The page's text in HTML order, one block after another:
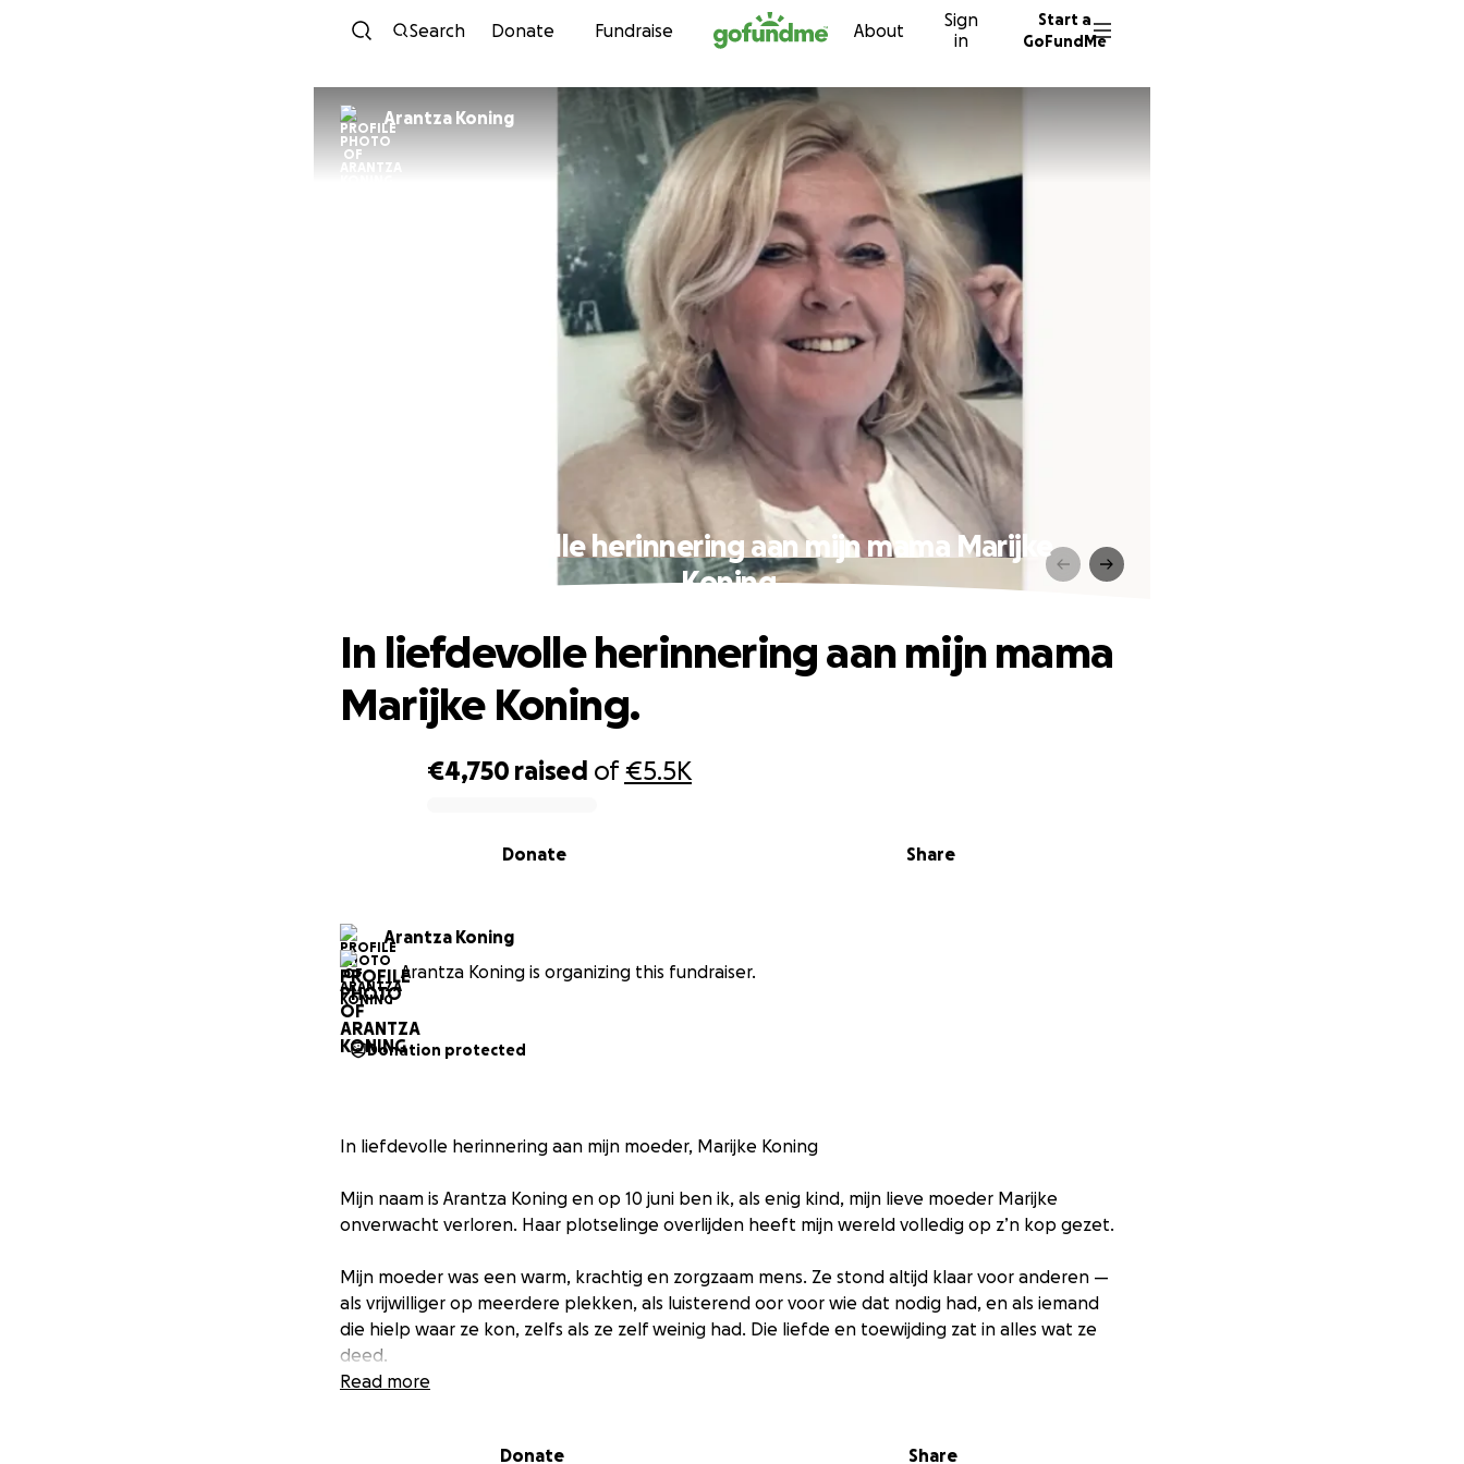
Skip to content
Search Donate Fundraise About
Sign
in
Start a
GoFundMe
Arantza Koning
In liefdevolle herinnering aan mijn mama Marijke
Koning.
€4,750 raised of€5.5K
Share
Donate
In liefdevolle herinnering aan mijn mama
Marijke Koning.
Arantza Koning
Arantza Koning is organizing this fundraiser.
Donation protected
In liefdevolle herinnering aan mijn moeder, Marijke Koning
Mijn naam is Arantza Koning en op 10 juni ben ik, als enig kind, mijn lieve moeder Marijke
onverwacht verloren. Haar plotselinge overlijden heeft mijn wereld volledig op z’n kop gezet.
Mijn moeder was een warm, krachtig en zorgzaam mens. Ze stond altijd klaar voor anderen —
als vrijwilliger op meerdere plekken, als luisterend oor voor wie dat nodig had, en als iemand
die hielp waar ze kon, zelfs als ze zelf weinig had. Die liefde en toewijding zat in alles wat ze
deed.
grote financiële last met zich mee — eentje die wij helaas niet alleen kunnen dragen. Omdat
Read more
Donate Share